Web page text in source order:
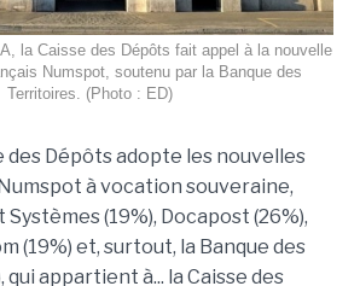
la Caisse des Dépôts fait appel à la nouvelle
Numspot, soutenu par la Banque des
Territoires. (Photo : ED)
des Dépôts adopte les nouvelles
à vocation souveraine,
(19%), Docapost (26%),
(19%) et, surtout, la Banque des
appartient à... la Caisse des